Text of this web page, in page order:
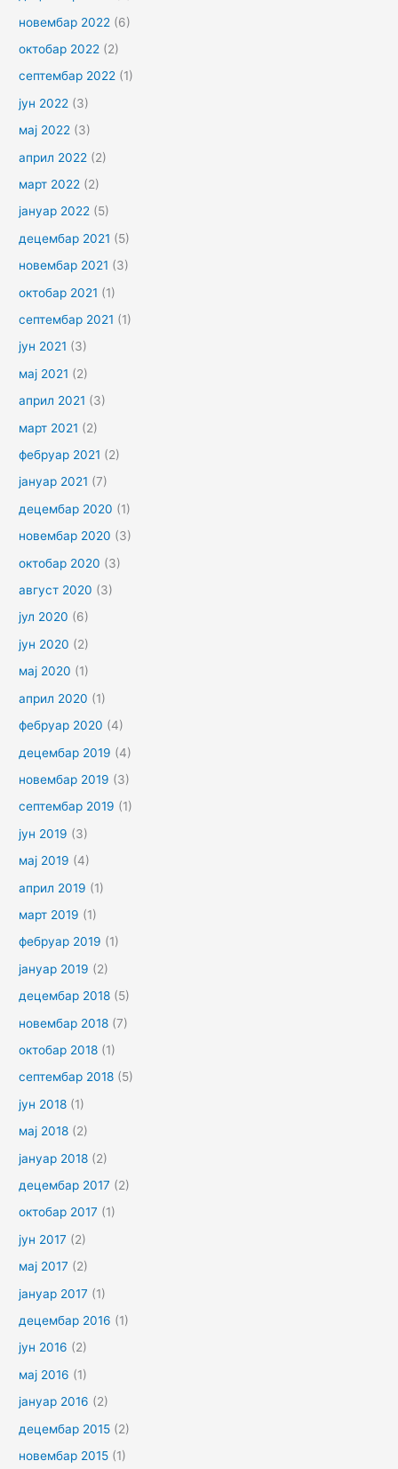
новембар 2022 (6)
октобар 2022 (2)
септембар 2022 (1)
јун 2022 (3)
мај 2022 (3)
април 2022 (2)
март 2022 (2)
јануар 2022 (5)
децембар 2021 (5)
новембар 2021 (3)
октобар 2021 (1)
септембар 2021 (1)
јун 2021 (3)
мај 2021 (2)
април 2021 (3)
март 2021 (2)
фебруар 2021 (2)
јануар 2021 (7)
децембар 2020 (1)
новембар 2020 (3)
октобар 2020 (3)
август 2020 (3)
јул 2020 (6)
јун 2020 (2)
мај 2020 (1)
април 2020 (1)
фебруар 2020 (4)
децембар 2019 (4)
новембар 2019 (3)
септембар 2019 (1)
јун 2019 (3)
мај 2019 (4)
април 2019 (1)
март 2019 (1)
фебруар 2019 (1)
јануар 2019 (2)
децембар 2018 (5)
новембар 2018 (7)
октобар 2018 (1)
септембар 2018 (5)
јун 2018 (1)
мај 2018 (2)
јануар 2018 (2)
децембар 2017 (2)
октобар 2017 (1)
јун 2017 (2)
мај 2017 (2)
јануар 2017 (1)
децембар 2016 (1)
јун 2016 (2)
мај 2016 (1)
јануар 2016 (2)
децембар 2015 (2)
новембар 2015 (1)